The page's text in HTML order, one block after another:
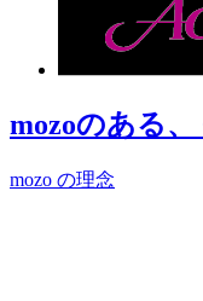
mozoのある、
mozo の理念